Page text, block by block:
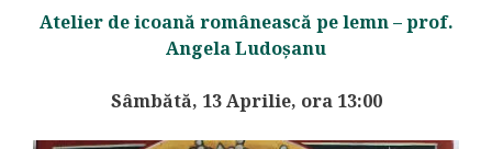
Atelier de icoană românească pe lemn – prof.
Angela Ludoșanu
Sâmbătă, 13 Aprilie, ora 13:00